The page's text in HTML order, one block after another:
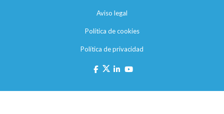
Aviso legal
Política de cookies
Política de privacidad